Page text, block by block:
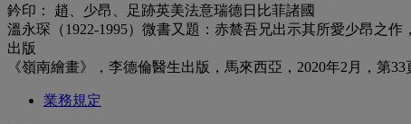
鈐印： 趙、少昂、足跡英美法意瑞德日比菲諸國
溫永琛（1922-1995）微書又題：赤辳吾兄出示其所愛少昂之作
出版
《嶺南繪畫》，李德倫醫生出版，馬來西亞，2020年2月，第33
業務規定